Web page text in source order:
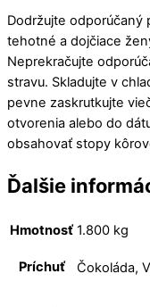
Dodržujte odporúčaný
tehotné a dojčiace
Neprekračujte
stravu. Skladujte v
pevne zaskrutkujte
otvorenia alebo do
obsahovať stopy
Ďalšie
Hmotnosť 1.800 kg
Príchuť Čokoláda,